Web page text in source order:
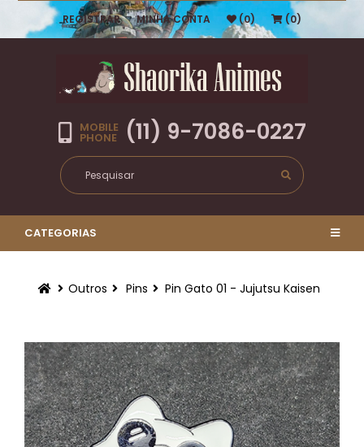
REGISTRAR MINHA CONTA (0) (0)
MOBILE
PHONE (11) 9-7086-0227
CATEGORIAS
Outros Pins Pin Gato 01 - Jujutsu Kaisen